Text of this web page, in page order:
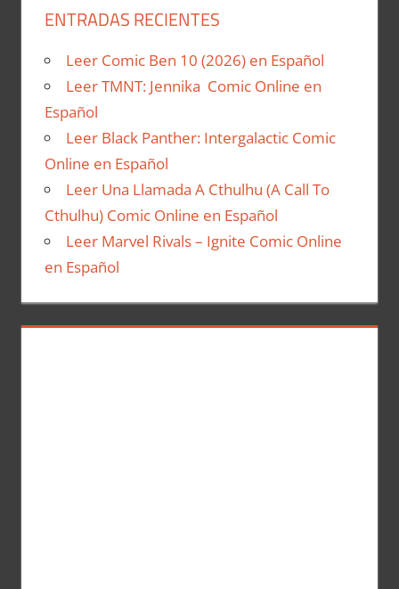
ENTRADAS RECIENTES
Leer Comic Ben 10 (2026) en Español
Leer TMNT: Jennika Comic Online en
Español
Leer Black Panther: Intergalactic Comic
Online en Español
Leer Una Llamada A Cthulhu (A Call To
Cthulhu) Comic Online en Español
Leer Marvel Rivals – Ignite Comic Online
en Español